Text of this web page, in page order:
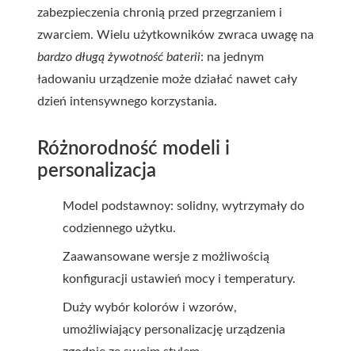
zabezpieczenia chronią przed przegrzaniem i
zwarciem. Wielu użytkowników zwraca uwagę na
bardzo długą żywotność baterii: na jednym
ładowaniu urządzenie może działać nawet cały
dzień intensywnego korzystania.
Różnorodność modeli i
personalizacja
Model podstawnoy: solidny, wytrzymały do
codziennego użytku.
Zaawansowane wersje z możliwością
konfiguracji ustawień mocy i temperatury.
Duży wybór kolorów i wzorów,
umożliwiający personalizację urządzenia